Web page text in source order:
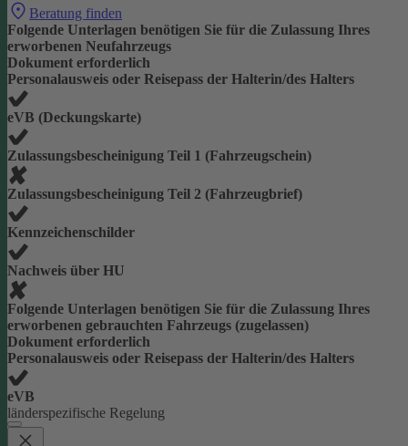
Beratung finden
Folgende Unterlagen benötigen Sie für die Zulassung Ihres
erworbenen Neufahrzeugs
Dokument erforderlich
Personalausweis oder Reisepass der Halterin/des Halters
eVB (Deckungskarte)
Zulassungsbescheinigung Teil 1 (Fahrzeugschein)
Zulassungsbescheinigung Teil 2 (Fahrzeugbrief)
Kennzeichenschilder
Nachweis über HU
Folgende Unterlagen benötigen Sie für die Zulassung Ihres
erworbenen gebrauchten Fahrzeugs (zugelassen)
Dokument erforderlich
Personalausweis oder Reisepass der Halterin/des Halters
eVB
länderspezifische Regelung